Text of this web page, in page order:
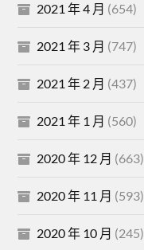
2021 年 4 月 (654)
2021 年 3 月 (747)
2021 年 2 月 (437)
2021 年 1 月 (560)
2020 年 12 月 (663)
2020 年 11 月 (593)
2020 年 10 月 (245)